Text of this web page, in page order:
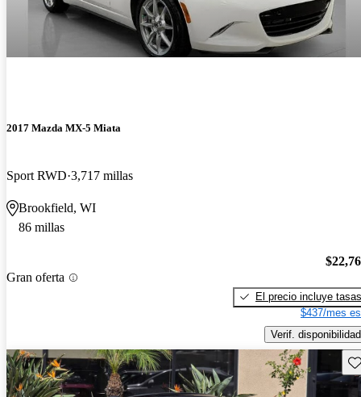
2017 Mazda MX-5 Miata
Sport RWD 3,717 millas
Brookfield, WI
86 millas
Gran oferta
El precio incluye tasas
$437/mes
Verif. disponibilidad